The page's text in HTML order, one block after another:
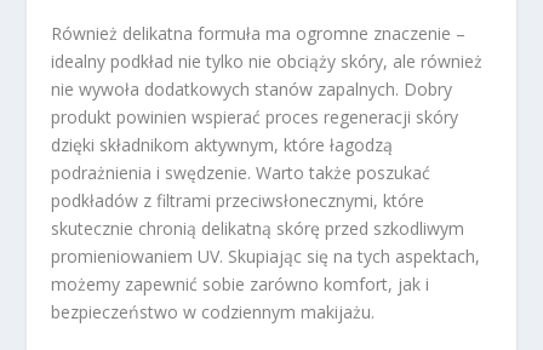
Również delikatna formuła ma ogromne znaczenie –
idealny podkład nie tylko nie obciąży skóry, ale również
nie wywoła dodatkowych stanów zapalnych. Dobry
produkt powinien wspierać proces regeneracji skóry
dzięki składnikom aktywnym, które łagodzą
podrażnienia i swędzenie. Warto także poszukać
podkładów z filtrami przeciwsłonecznymi, które
skutecznie chronią delikatną skórę przed szkodliwym
promieniowaniem UV. Skupiając się na tych aspektach,
możemy zapewnić sobie zarówno komfort, jak i
bezpieczeństwo w codziennym makijażu.